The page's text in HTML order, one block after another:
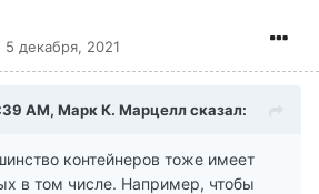
5 декабря, 2021
AM, Марк К. Марцелл сказал:
контейнеров тоже имеет
в том числе. Например, чтобы